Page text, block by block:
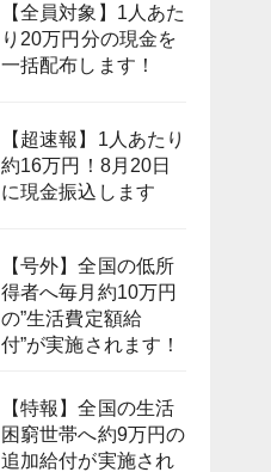
【全員対象】1人あた
り20万円分の現金を
一括配布します！
【超速報】1人あたり
約16万円！8月20日
に現金振込します
【号外】全国の低所
得者へ毎月約10万円
の”生活費定額給
付”が実施されます！
【特報】全国の生活
困窮世帯へ約9万円の
追加給付が実施され